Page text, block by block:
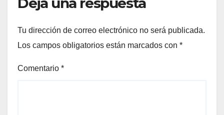
Tu dirección de correo electrónico no será publicada.
Los campos obligatorios están marcados con *
Comentario *